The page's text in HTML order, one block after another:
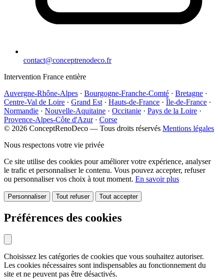
contact@conceptrenodeco.fr
Intervention France entière
Auvergne-Rhône-Alpes · Bourgogne-Franche-Comté · Bretagne ·
Centre-Val de Loire · Grand Est · Hauts-de-France · Île-de-France ·
Normandie · Nouvelle-Aquitaine · Occitanie · Pays de la Loire ·
Provence-Alpes-Côte d'Azur · Corse
© 2026 ConceptRenoDeco — Tous droits réservés Mentions légales
Nous respectons votre vie privée
Ce site utilise des cookies pour améliorer votre expérience, analyser
le trafic et personnaliser le contenu. Vous pouvez accepter, refuser
ou personnaliser vos choix à tout moment. En savoir plus
Personnaliser Tout refuser Tout accepter
Préférences des cookies
Choisissez les catégories de cookies que vous souhaitez autoriser.
Les cookies nécessaires sont indispensables au fonctionnement du
site et ne peuvent pas être désactivés.